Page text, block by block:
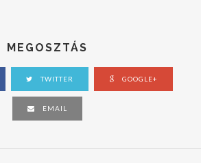
MEGOSZTÁS
TWITTER GOOGLE+
EMAIL